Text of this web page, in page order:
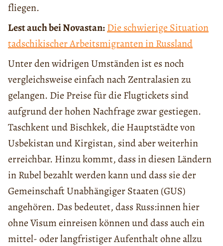
fliegen.
Lest auch bei Novastan:Die schwierige Situation
tadschikischer Arbeitsmigranten in Russland
Unter den widrigen Umständen ist es noch
vergleichsweise einfach nach Zentralasien zu
gelangen. Die Preise für die Flugtickets sind
aufgrund der hohen Nachfrage zwar gestiegen.
Taschkent und Bischkek, die Hauptstädte von
Usbekistan und Kirgistan, sind aber weiterhin
erreichbar. Hinzu kommt, dass in diesen Ländern
in Rubel bezahlt werden kann und dass sie der
Gemeinschaft Unabhängiger Staaten (GUS)
angehören. Das bedeutet, dass Russ:innen hier
ohne Visum einreisen können und dass auch ein
mittel- oder langfristiger Aufenthalt ohne allzu